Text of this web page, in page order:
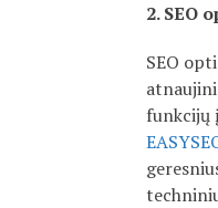
2. SEO
SEO
funkcijų